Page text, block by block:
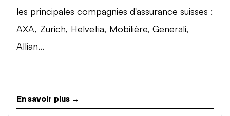
les principales compagnies d'assurance suisses :
AXA, Zurich, Helvetia, Mobilière, Generali,
Allian...
En savoir plus →